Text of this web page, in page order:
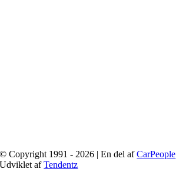
© Copyright 1991 - 2026 | En del afCarPeople
Udviklet afTendentz